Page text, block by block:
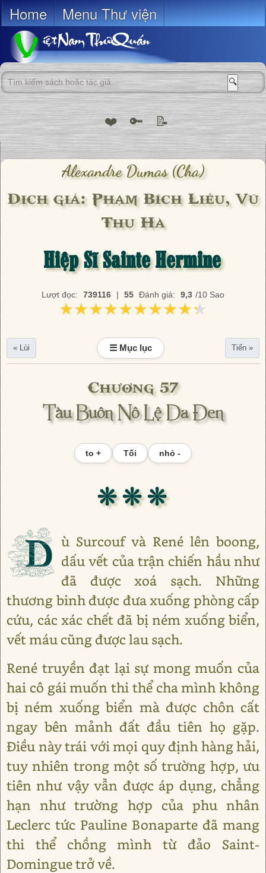
Home Menu Thư viện
🔍
❤️ 🔑 📝
Alexandre Dumas (cha)
Dịch giả: Phạm Bích Liễu, Vũ
Thu Hà
Hiệp Sĩ Sainte Hermine
Lượt đọc: 739116 | 55 Đánh giá: 9,3 /10 Sao
★★★★★★★★★★
★★★★★★★★★★
« Lùi ☰ Mục lục Tiến »
Chương 57
Tàu Buôn Nô Lệ Da Đen
to + Tối nhỏ -
❊ ❊ ❊
D ù Surcouf và René lên boong,
dấu vết của trận chiến hầu như
đã được xoá sạch. Những
thương binh được đưa xuống phòng cấp
cứu, các xác chết đã bị ném xuống biển,
vết máu cũng được lau sạch.
René truyền đạt lại sự mong muốn của
hai cô gái muốn thi thể cha mình không
bị ném xuống biển mà được chôn cất
ngay bên mảnh đất đầu tiên họ gặp.
Điều này trái với mọi quy định hàng hải,
tuy nhiên trong một số trường hợp, ưu
tiên như vậy vẫn được áp dụng, chẳng
hạn như trường hợp của phu nhân
Leclerc tức Pauline Bonaparte đã mang
thi thể chồng mình từ đảo Saint-
Domingue trở về.